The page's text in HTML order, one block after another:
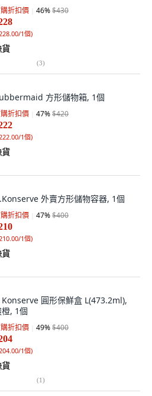
折扣價 46%$430
1個)
(3)
方形儲物箱, 1個
折扣價 47%$420
1個)
外賣方形儲物容器, 1個
折扣價 47%$400
1個)
Konserve 圓形保鮮盒 L(473.2ml),
, 1個
折扣價 49%$400
1個)
(1)